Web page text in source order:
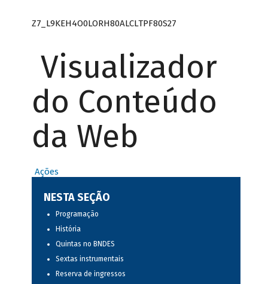
Z7_L9KEH4O0LORH80ALCLTPF80S27
Visualizador
do Conteúdo
da Web
Ações
NESTA SEÇÃO
Programação
História
Quintas no BNDES
Sextas instrumentais
Reserva de ingressos